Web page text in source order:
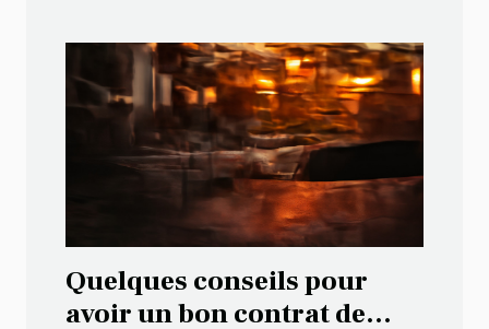
Quelques conseils pour
avoir un bon contrat de